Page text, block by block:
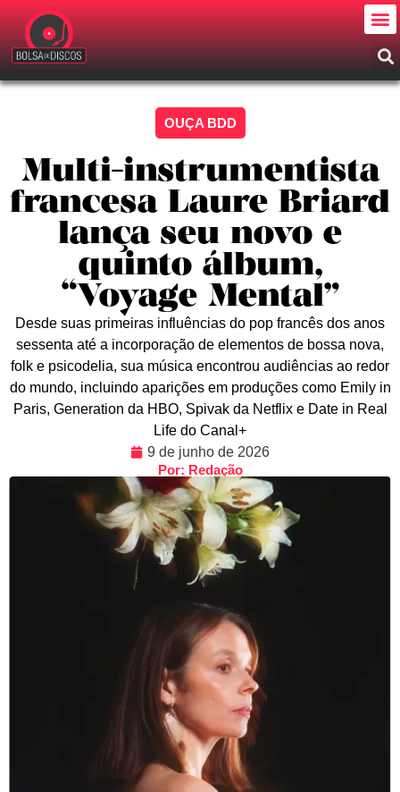
OUÇA BDD
Multi-instrumentista
francesa Laure Briard
lança seu novo e
quinto álbum,
“Voyage Mental”
Desde suas primeiras influências do pop francês dos anos
sessenta até a incorporação de elementos de bossa nova,
folk e psicodelia, sua música encontrou audiências ao redor
do mundo, incluindo aparições em produções como Emily in
Paris, Generation da HBO, Spivak da Netflix e Date in Real
Life do Canal+
9 de junho de 2026
Por: Redação